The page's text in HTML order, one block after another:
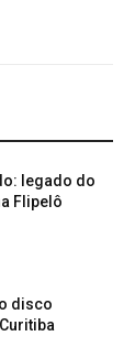
legado do
Flipelô
disco